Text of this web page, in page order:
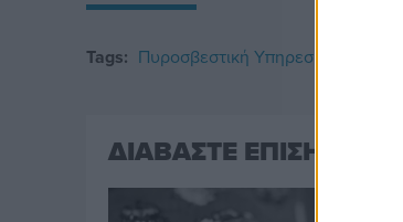
Tags: Πυροσβεστική Υπηρεσία Χίου
ΔΙΑΒΑΣΤΕ ΕΠΙΣΗΣ